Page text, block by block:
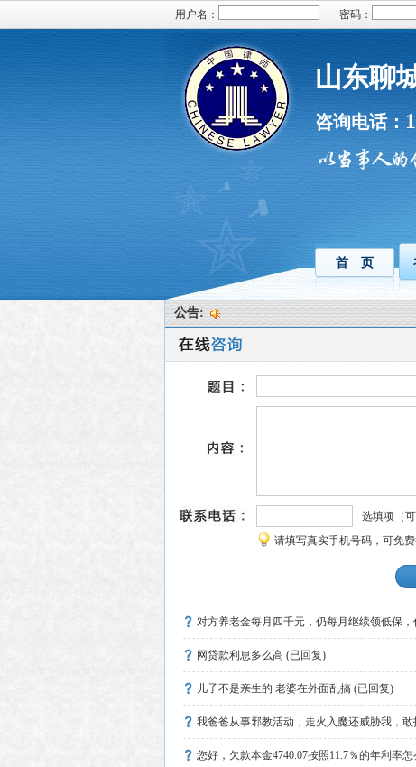
用户名： 密码：
山东聊
咨询电话：
首 页
公告:
选填项（可
请填写真实手机号码，可免
对方养老金每月四千元，仍每月继续领低保
网贷款利息多么高 (已回复)
儿子不是亲生的 老婆在外面乱搞 (已回复)
我爸爸从事邪教活动，走火入魔还威胁我，
您好，欠款本金4740.07按照11.7％的年利率